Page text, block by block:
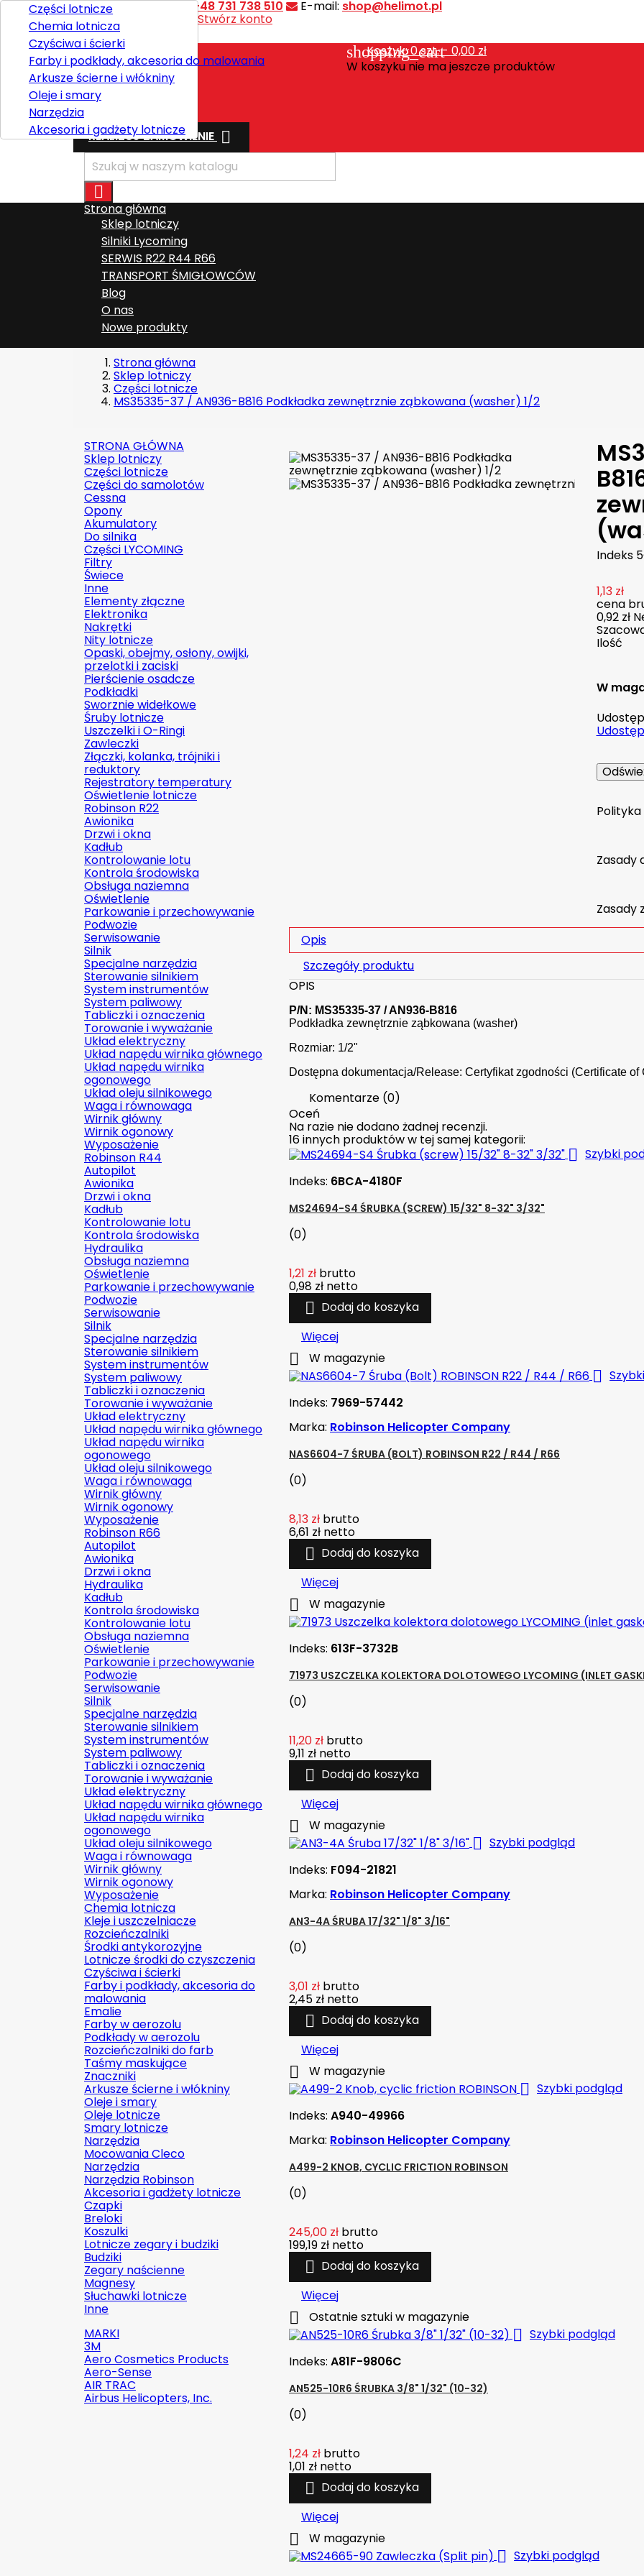
Kontakt Telefon:+48 731 738 510 E-mail: shop@helimot.pl
Witaj,
Stwórz konto
Polski
shopping_cart
Koszyk:0szt. - 0,00 zł
W koszyku nie ma jeszcze produktów
Wysyłka
Razem
REALIZUJ ZAMÓWIENIE 

Strona główna
Sklep lotniczy
Części lotnicze
Chemia lotnicza
Czyściwa i ścierki
Farby i podkłady, akcesoria do malowania
Arkusze ścierne i włókniny
Oleje i smary
Narzędzia
Akcesoria i gadżety lotnicze
Silniki Lycoming
SERWIS R22 R44 R66
TRANSPORT ŚMIGŁOWCÓW
Blog
O nas
Nowe produkty
Strona główna
Sklep lotniczy
Części lotnicze
MS35335-37 / AN936-B816 Podkładka zewnętrznie ząbkowana (washer) 1/2
STRONA GŁÓWNA
Sklep lotniczy
Części lotnicze
Części do samolotów
Cessna
Opony
Akumulatory
Do silnika
Części LYCOMING
Filtry
Świece
Inne
Elementy złączne
Elektronika
Nakrętki
Nity lotnicze
Opaski, obejmy, osłony, owijki,
przelotki i zaciski
Pierścienie osadcze
Podkładki
Sworznie widełkowe
Śruby lotnicze
Uszczelki i O-Ringi
Zawleczki
Złączki, kolanka, trójniki i
reduktory
Rejestratory temperatury
Oświetlenie lotnicze
Robinson R22
Awionika
Drzwi i okna
Kadłub
Kontrolowanie lotu
Kontrola środowiska
Obsługa naziemna
Oświetlenie
Parkowanie i przechowywanie
Podwozie
Serwisowanie
Silnik
Specjalne narzędzia
Sterowanie silnikiem
System instrumentów
System paliwowy
Tabliczki i oznaczenia
Torowanie i wyważanie
Układ elektryczny
Układ napędu wirnika głównego
Układ napędu wirnika
ogonowego
Układ oleju silnikowego
Waga i równowaga
Wirnik główny
Wirnik ogonowy
Wyposażenie
Robinson R44
Autopilot
Awionika
Drzwi i okna
Kadłub
Kontrolowanie lotu
Kontrola środowiska
Hydraulika
Obsługa naziemna
Oświetlenie
Parkowanie i przechowywanie
Podwozie
Serwisowanie
Silnik
Specjalne narzędzia
Sterowanie silnikiem
System instrumentów
System paliwowy
Tabliczki i oznaczenia
Torowanie i wyważanie
Układ elektryczny
Układ napędu wirnika głównego
Układ napędu wirnika
ogonowego
Układ oleju silnikowego
Waga i równowaga
Wirnik główny
Wirnik ogonowy
Wyposażenie
Robinson R66
Autopilot
Awionika
Drzwi i okna
Hydraulika
Kadłub
Kontrola środowiska
Kontrolowanie lotu
Obsługa naziemna
Oświetlenie
Parkowanie i przechowywanie
Podwozie
Serwisowanie
Silnik
Specjalne narzędzia
Sterowanie silnikiem
System instrumentów
System paliwowy
Tabliczki i oznaczenia
Torowanie i wyważanie
Układ elektryczny
Układ napędu wirnika głównego
Układ napędu wirnika
ogonowego
Układ oleju silnikowego
Waga i równowaga
Wirnik główny
Wirnik ogonowy
Wyposażenie
Chemia lotnicza
Kleje i uszczelniacze
Rozcieńczalniki
Środki antykorozyjne
Lotnicze środki do czyszczenia
Czyściwa i ścierki
Farby i podkłady, akcesoria do
malowania
Emalie
Farby w aerozolu
Podkłady w aerozolu
Rozcieńczalniki do farb
Taśmy maskujące
Znaczniki
Arkusze ścierne i włókniny
Oleje i smary
Oleje lotnicze
Smary lotnicze
Narzędzia
Mocowania Cleco
Narzędzia
Narzędzia Robinson
Akcesoria i gadżety lotnicze
Czapki
Breloki
Koszulki
Lotnicze zegary i budziki
Budziki
Zegary naścienne
Magnesy
Słuchawki lotnicze
Inne
MARKI
3M
Aero Cosmetics Products
Aero-Sense
AIR TRAC
Airbus Helicopters, Inc.
Indeks
1,13 zł
cena
0,92 zł
Ilość
W
Zasady
Zasady
Opis
Szczegóły produktu
OPIS
P/N: MS35335-37 / AN936-B816
Podkładka zewnętrznie ząbkowana (washer)
Rozmiar: 1/2"
Dostępna dokumentacja/Release: Certyfikat zgodności (Certificate of
Komentarze (0)
Oceń
Na razie nie dodano żadnej recenzji.
16 innych produktów w tej samej kategorii:
 Szybki
Indeks: 6BCA-4180F
MS24694-S4 ŚRUBKA (SCREW) 15/32" 8-32" 3/32"
(0)
1,21 zł brutto
0,98 zł netto
 Dodaj do koszyka
Więcej
 W magazynie

Indeks: 7969-57442
Marka: Robinson Helicopter Company
NAS6604-7 ŚRUBA (BOLT) ROBINSON R22 / R44 / R66
(0)
8,13 zł brutto
6,61 zł netto
 Dodaj do koszyka
Więcej
 W magazynie
Indeks: 613F-3732B
71973 USZCZELKA KOLEKTORA DOLOTOWEGO LYCOMING (INLET
(0)
11,20 zł brutto
9,11 zł netto
 Dodaj do koszyka
Więcej
 W magazynie
 Szybki podgląd
Indeks: F094-21821
Marka: Robinson Helicopter Company
AN3-4A ŚRUBA 17/32" 1/8" 3/16"
(0)
3,01 zł brutto
2,45 zł netto
 Dodaj do koszyka
Więcej
 W magazynie
 Szybki podgląd
Indeks: A940-49966
Marka: Robinson Helicopter Company
A499-2 KNOB, CYCLIC FRICTION ROBINSON
(0)
245,00 zł brutto
199,19 zł netto
 Dodaj do koszyka
Więcej
 Ostatnie sztuki w magazynie
 Szybki podgląd
Indeks: A81F-9806C
AN525-10R6 ŚRUBKA 3/8" 1/32" (10-32)
(0)
1,24 zł brutto
1,01 zł netto
 Dodaj do koszyka
Więcej
 W magazynie
 Szybki podgląd